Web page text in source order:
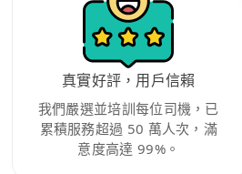
真實好評，用戶信賴
我們嚴選並培訓每位司機，已
累積服務超過 50 萬人次，滿
意度高達 99%。